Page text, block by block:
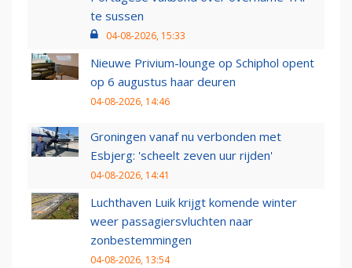
te sussen
04-08-2026, 15:33
Nieuwe Privium-lounge op Schiphol opent
op 6 augustus haar deuren
04-08-2026, 14:46
Groningen vanaf nu verbonden met
Esbjerg: 'scheelt zeven uur rijden'
04-08-2026, 14:41
Luchthaven Luik krijgt komende winter
weer passagiersvluchten naar
zonbestemmingen
04-08-2026, 13:54